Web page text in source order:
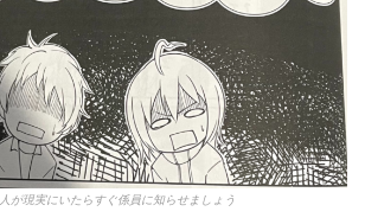
が現実にいたらすぐ係員に知らせましょう